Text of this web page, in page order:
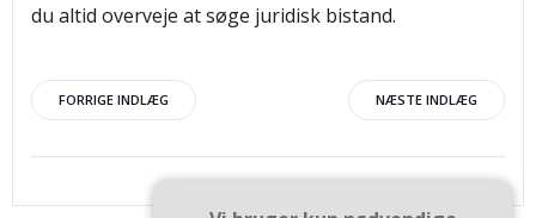
du altid overveje at søge juridisk bistand.
Indlægsnavigation
FORRIGE INDLÆG NÆSTE INDLÆG